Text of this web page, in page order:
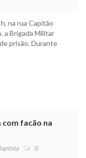
na rua Capitão
a Brigada Militar
prisão. Durante
facão na
0